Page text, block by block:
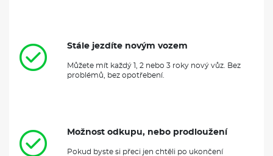
Stále jezdíte novým vozem
Můžete mít každý 1, 2 nebo 3 roky nový vůz. Bez
problémů, bez opotřebení.
Možnost odkupu, nebo prodloužení
Pokud byste si přeci jen chtěli po ukončení